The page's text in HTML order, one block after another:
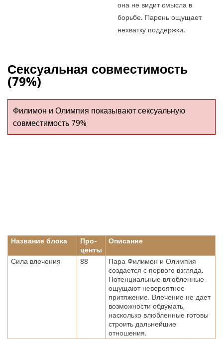
она не видит смысла в
борьбе. Парень ощущает
нехватку поддержки.
Сексуальная совместимость
(79%)
Филимон и Олимпия показывают сексуальную
совместимость 79%
Название блока
Про-
центы
Описание
Сила влечения 88
Пара Филимон и Олимпия
создается с первого взгляда.
Потенциальные влюбленные
ощущают невероятное
притяжение. Влечение не дает
возможности обдумать,
насколько влюбленные готовы
строить дальнейшие
отношения.